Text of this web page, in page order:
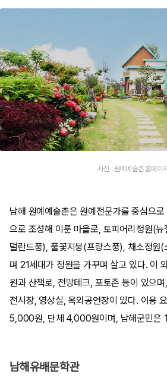
사진 : 원예예술촌 홈페이지
남해 원예예술촌은 원예전문가를 중심으
으로 조성해 이룬 마을로, 토피어리정원(
덜란드풍), 풀꽃지붕(프랑스풍), 채소정원
며 21세대가 정원을 가꾸며 살고 있다. 이
원과 산책로, 전망테크, 포토존 등이 있으
전시장, 영상실, 옥외공연장이 있다. 이용
5,000원, 단체 4,000원이며, 남해군민은
남해유배문학관